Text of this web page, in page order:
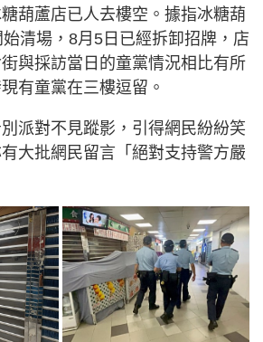
葫蘆店已人去樓空。據指冰糖葫
清場，8月5日已經拆卸招牌，店
與採訪當日的童黨情況相比有所
有童黨在三樓逗留。
派對不見蹤影，引得網民紛紛笑
大批網民留言「絕對支持警方嚴